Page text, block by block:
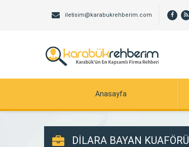
iletisim@karabukrehberim.com
Anasayfa
DİLARA BAYAN KUAFÖRÜ